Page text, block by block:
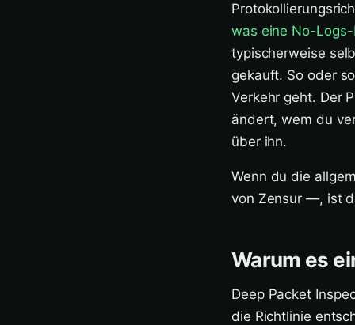
was eine No-
typischerweise
gekauft. So oder
Verkehr geht. Der
ändert, wem du
über ihn.
Wenn du die
von Zensur —, ist
Warum es
Deep Packet
die Richtlinie